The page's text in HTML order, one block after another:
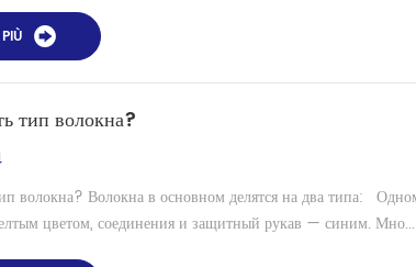
тип волокна?
волокна? Волокна в основном делятся на два типа:
цветом, соединения и защитный рукав — синим. Мно...